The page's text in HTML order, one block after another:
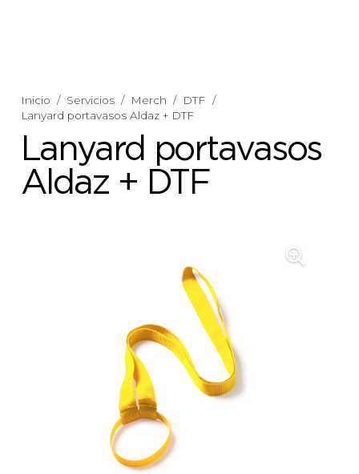
Inicio / Servicios / Merch / DTF /
Lanyard portavasos Aldaz + DTF
Lanyard portavasos
Aldaz + DTF